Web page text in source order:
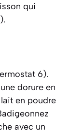
qui
.
6).
dorure en
en poudre
avec un